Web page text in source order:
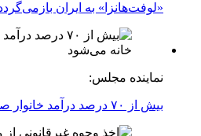
«لوفت‌هانزا» به ایران
نماینده مجلس:
بیش از ۷۰ درصد درآمد خانوار صرف اجاره خانه می‌شود